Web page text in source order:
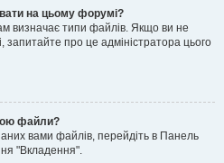
на цьому форумі?
визначає типи файлів. Якщо ви не
запитайте про це адміністратора цього
файли?
вами файлів, перейдіть в Панель
"Вкладення".